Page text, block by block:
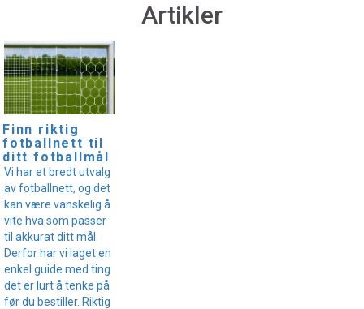
Artikler
Finn riktig
fotballnett til
ditt fotballmål
Vi har et bredt utvalg
av fotballnett, og det
kan være vanskelig å
vite hva som passer
til akkurat ditt mål.
Derfor har vi laget en
enkel guide med ting
det er lurt å tenke på
før du bestiller. Riktig